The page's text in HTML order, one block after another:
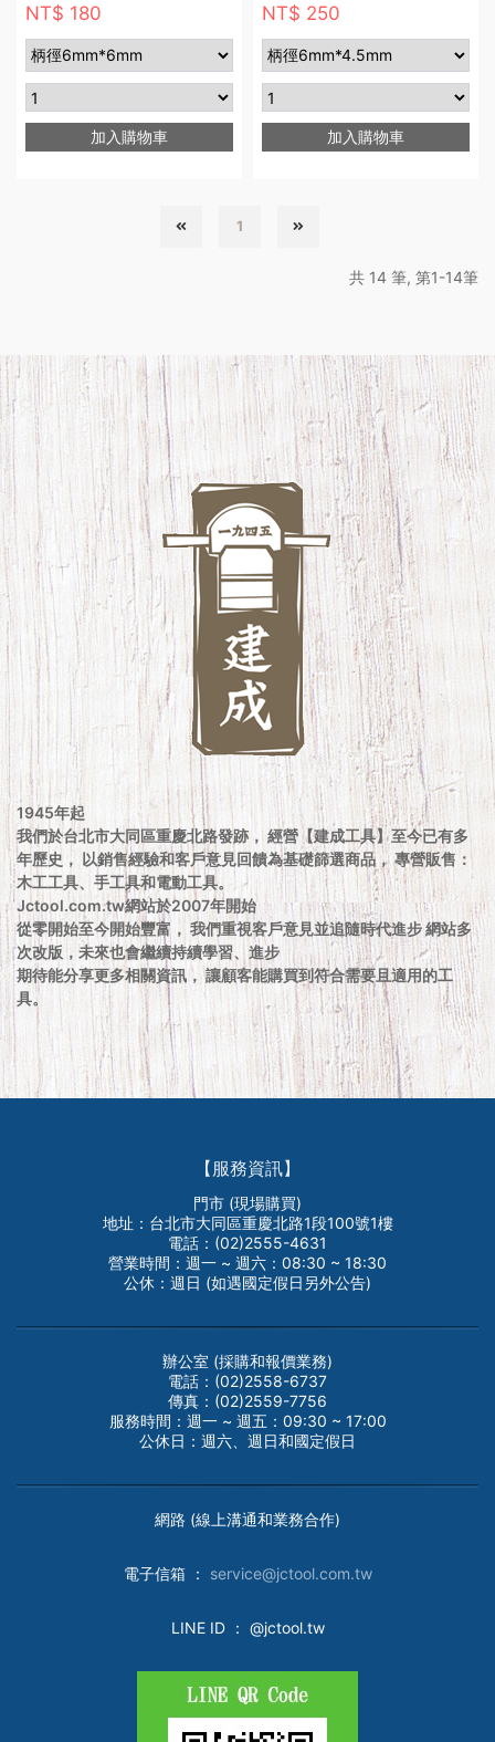
NT$ 180
加入購物車
NT$ 250
加入購物車
1
共 14 筆, 第1-14筆
1945年起
我們於台北市大同區重慶北路發跡， 經營【建成工具】至今已有多
年歷史， 以銷售經驗和客戶意見回饋為基礎篩選商品， 專營販售：
木工工具、手工具和電動工具。
Jctool.com.tw網站於2007年開始
從零開始至今開始豐富， 我們重視客戶意見並追隨時代進步 網站多
次改版，未來也會繼續持續學習、進步
期待能分享更多相關資訊， 讓顧客能購買到符合需要且適用的工
具。
【服務資訊】
門市 (現場購買)
地址：台北市大同區重慶北路1段100號1樓
電話：(02)2555-4631
營業時間：週一 ~ 週六：08:30 ~ 18:30
公休：週日 (如遇國定假日另外公告)
辦公室 (採購和報價業務)
電話：(02)2558-6737
傳真：(02)2559-7756
服務時間：週一 ~ 週五：09:30 ~ 17:00
公休日：週六、週日和國定假日
網路 (線上溝通和業務合作)
電子信箱 ： service@jctool.com.tw
LINE ID： @jctool.tw